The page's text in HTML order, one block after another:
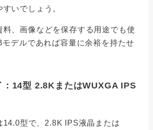
いでしょう。
料、画像などを保存する用途でも使
デルであれば容量に余裕を持たせ
：14型 2.8KまたはWUXGA IPS
14.0型で、2.8K IPS液晶または